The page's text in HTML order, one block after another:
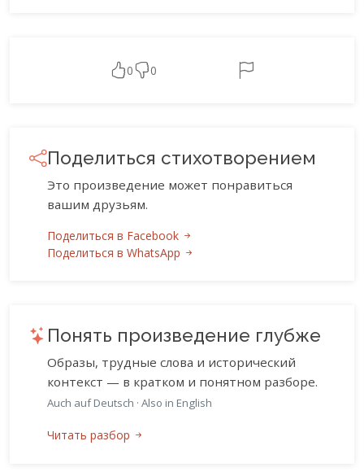
0 0
Поделиться стихотворением
Это произведение может понравиться
вашим друзьям.
Поделиться в Facebook
Поделиться в WhatsApp
Понять произведение глубже
Образы, трудные слова и исторический
контекст — в кратком и понятном разборе.
Auch auf Deutsch · Also in English
Читать разбор